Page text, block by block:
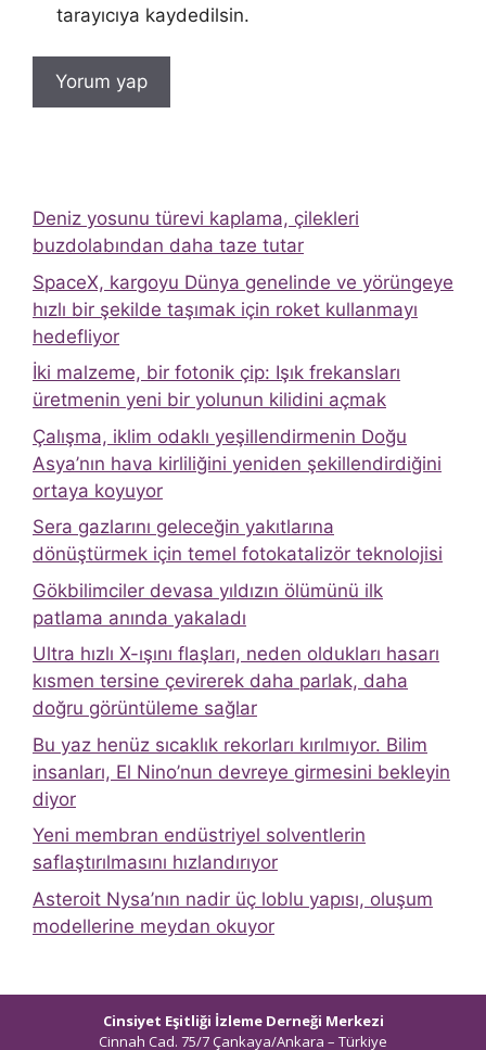
tarayıcıya kaydedilsin.
Deniz yosunu türevi kaplama, çilekleri
buzdolabından daha taze tutar
SpaceX, kargoyu Dünya genelinde ve yörüngeye
hızlı bir şekilde taşımak için roket kullanmayı
hedefliyor
İki malzeme, bir fotonik çip: Işık frekansları
üretmenin yeni bir yolunun kilidini açmak
Çalışma, iklim odaklı yeşillendirmenin Doğu
Asya’nın hava kirliliğini yeniden şekillendirdiğini
ortaya koyuyor
Sera gazlarını geleceğin yakıtlarına
dönüştürmek için temel fotokatalizör teknolojisi
Gökbilimciler devasa yıldızın ölümünü ilk
patlama anında yakaladı
Ultra hızlı X-ışını flaşları, neden oldukları hasarı
kısmen tersine çevirerek daha parlak, daha
doğru görüntüleme sağlar
Bu yaz henüz sıcaklık rekorları kırılmıyor. Bilim
insanları, El Nino’nun devreye girmesini bekleyin
diyor
Yeni membran endüstriyel solventlerin
saflaştırılmasını hızlandırıyor
Asteroit Nysa’nın nadir üç loblu yapısı, oluşum
modellerine meydan okuyor
Cinsiyet Eşitliği İzleme Derneği Merkezi
Cinnah Cad. 75/7 Çankaya/Ankara – Türkiye